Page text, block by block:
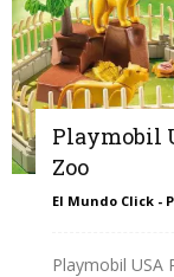
Playmobil
Zoo
El Mundo Click -
Playmobil USA